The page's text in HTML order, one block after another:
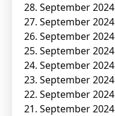
28. September 2024
27. September 2024
26. September 2024
25. September 2024
24. September 2024
23. September 2024
22. September 2024
21. September 2024